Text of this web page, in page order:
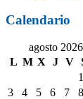
Calendario
agosto 2026
L M X J V
1
3
4 5 6 7 8